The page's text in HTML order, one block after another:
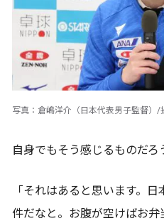
写真：倉嶋洋介（日本代表男子監督）/
自身でもそう感じるものだろ
「それはあると思います。
件だなと。お腹が空けばお